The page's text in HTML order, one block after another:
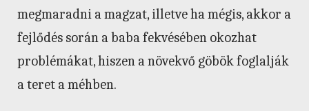
megmaradni a magzat, illetve ha mégis, akkor a
fejlődés során a baba fekvésében okozhat
problémákat, hiszen a növekvő göbök foglalják
a teret a méhben.